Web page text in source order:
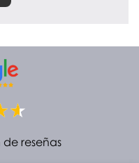
reseñas